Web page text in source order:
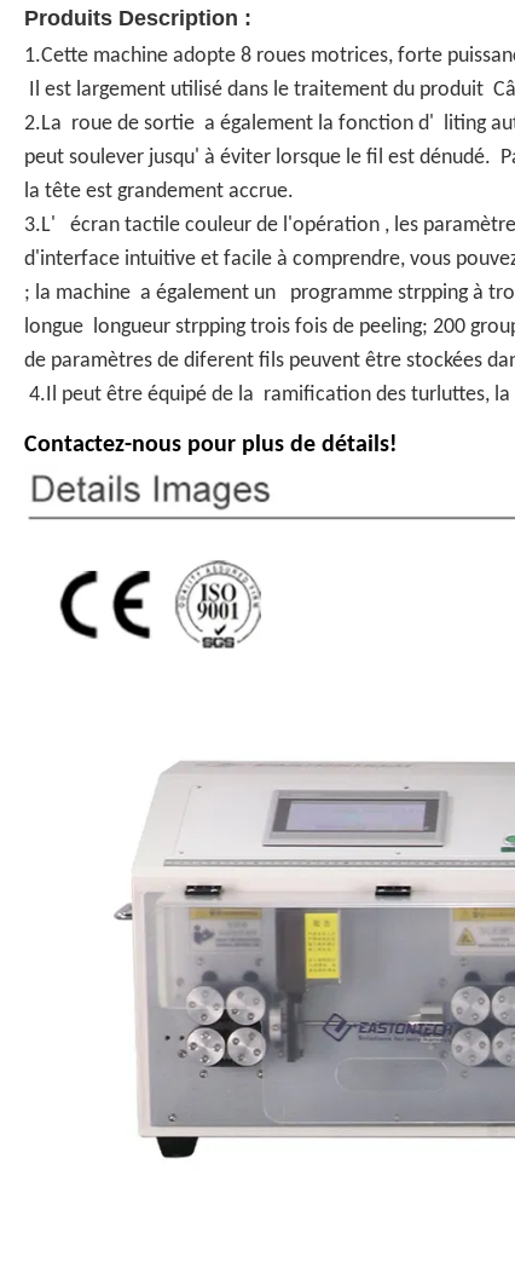
Produits Description :
1.Cette machine adopte 8 roues motrices, forte
Il est largement utilisé dans le traitement du produit
2.La roue de sortie a également la fonction d' liting
peut soulever jusqu' à éviter lorsque le fil est dénudé.
la tête est grandement accrue.
3.L' écran tactile couleur de l'opération , les
d'interface intuitive et facile à comprendre, vous
; la machine a également un programme strpping à
longue longueur strpping trois fois de peeling; 200
de paramètres de diferent fils peuvent être stockées
4.Il peut être équipé de la ramification des turluttes,
Contactez-nous pour plus de détails!